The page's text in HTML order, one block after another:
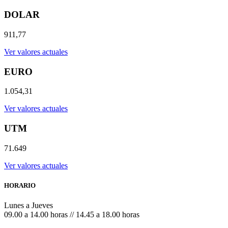
DOLAR
911,77
Ver valores actuales
EURO
1.054,31
Ver valores actuales
UTM
71.649
Ver valores actuales
HORARIO
Lunes a Jueves
09.00 a 14.00 horas // 14.45 a 18.00 horas